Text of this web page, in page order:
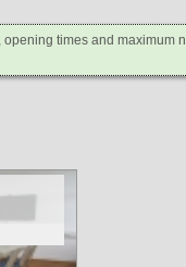
times and maximum